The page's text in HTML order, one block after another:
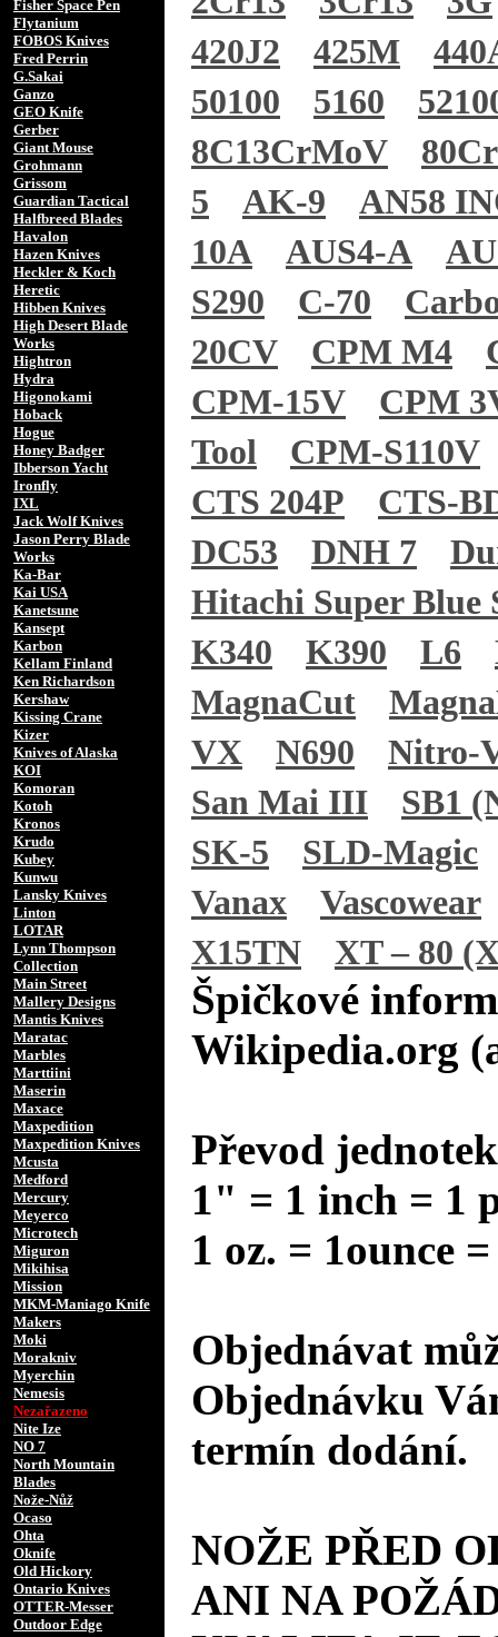
Fisher Space Pen
Flytanium
FOBOS Knives
Fred Perrin
G.Sakai
Ganzo
GEO Knife
Gerber
Giant Mouse
Grohmann
Grissom
Guardian Tactical
Halfbreed Blades
Havalon
Hazen Knives
Heckler & Koch
Heretic
Hibben Knives
High Desert Blade
Works
Hightron
Hydra
Higonokami
Hoback
Hogue
Honey Badger
Ibberson Yacht
Ironfly
IXL
Jack Wolf Knives
Jason Perry Blade
Works
Ka-Bar
Kai USA
Kanetsune
Kansept
Karbon
Kellam Finland
Ken Richardson
Kershaw
Kissing Crane
Kizer
Knives of Alaska
KOI
Komoran
Kotoh
Kronos
Krudo
Kubey
Kunwu
Lansky Knives
Linton
LOTAR
Lynn Thompson
Collection
Main Street
Mallery Designs
Mantis Knives
Maratac
Marbles
Marttiini
Maserin
Maxace
Maxpedition
Maxpedition Knives
Mcusta
Medford
Mercury
Meyerco
Microtech
Miguron
Mikihisa
Mission
MKM-Maniago Knife
Makers
Moki
Morakniv
Myerchin
Nemesis
Nezařazeno
Nite Ize
NO 7
North Mountain
Blades
Nože-Nůž
Ocaso
Ohta
Oknife
Old Hickory
Ontario Knives
OTTER-Messer
Outdoor Edge
420J2
425M
50100
5160
8C13CrMoV
5
AK-9
AN58
10A
AUS4-A
S290
C-70
20CV
CPM M4
CPM-15V
CPM
Tool
CPM-S110V
CTS 204P
CTS-
DC53
DNH 7
Hitachi Super Blue
K340
K390 L6
MagnaCut
VX
N690
Nitro-
San Mai III
SB1
SK-5
SLD-Magic
Vanax
Vascowear
X15TN
XT – 80
Špičkové
Wikipedia.org
Převod
1" = 1 inch = 1
1 oz. = 1ounce
Objednávat
Objednávku
termín dodání.
NOŽE PŘED
ANI NA